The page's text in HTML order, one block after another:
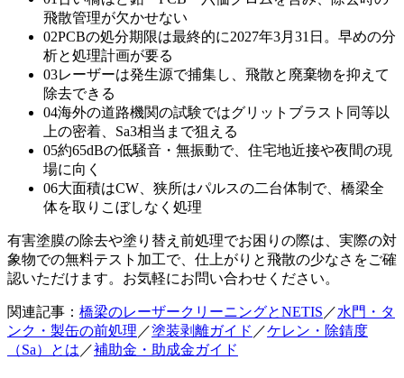
飛散管理が欠かせない
02PCBの処分期限は最終的に2027年3月31日。早めの分
析と処理計画が要る
03レーザーは発生源で捕集し、飛散と廃棄物を抑えて
除去できる
04海外の道路機関の試験ではグリットブラスト同等以
上の密着、Sa3相当まで狙える
05約65dBの低騒音・無振動で、住宅地近接や夜間の現
場に向く
06大面積はCW、狭所はパルスの二台体制で、橋梁全
体を取りこぼしなく処理
有害塗膜の除去や塗り替え前処理でお困りの際は、実際の対
象物での無料テスト加工で、仕上がりと飛散の少なさをご確
認いただけます。お気軽にお問い合わせください。
関連記事： 橋梁のレーザークリーニングとNETIS ／水門・タ
ンク・製缶の前処理 ／塗装剥離ガイド ／ケレン・除錆度
（Sa）とは ／補助金・助成金ガイド